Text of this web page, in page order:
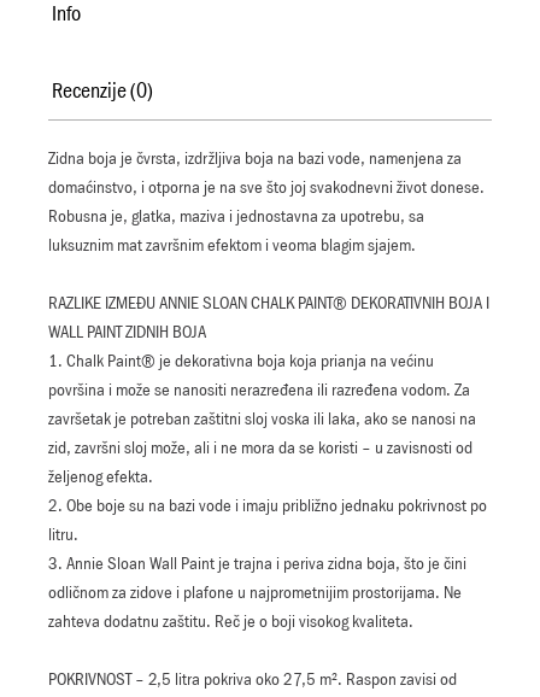
Info
Recenzije (0)
Zidna boja je čvrsta, izdržljiva boja na bazi vode, namenjena za
domaćinstvo, i otporna je na sve što joj svakodnevni život donese.
Robusna je, glatka, maziva i jednostavna za upotrebu, sa
luksuznim mat završnim efektom i veoma blagim sjajem.
RAZLIKE IZMEĐU ANNIE SLOAN CHALK PAINT® DEKORATIVNIH BOJA I
WALL PAINT ZIDNIH BOJA
1. Chalk Paint® je dekorativna boja koja prianja na većinu
površina i može se nanositi nerazređena ili razređena vodom. Za
završetak je potreban zaštitni sloj voska ili laka, ako se nanosi na
zid, završni sloj može, ali i ne mora da se koristi – u zavisnosti od
željenog efekta.
2. Obe boje su na bazi vode i imaju približno jednaku pokrivnost po
litru.
3. Annie Sloan Wall Paint je trajna i periva zidna boja, što je čini
odličnom za zidove i plafone u najprometnijim prostorijama. Ne
zahteva dodatnu zaštitu. Reč je o boji visokog kvaliteta.
POKRIVNOST – 2,5 litra pokriva oko 27,5 m². Raspon zavisi od